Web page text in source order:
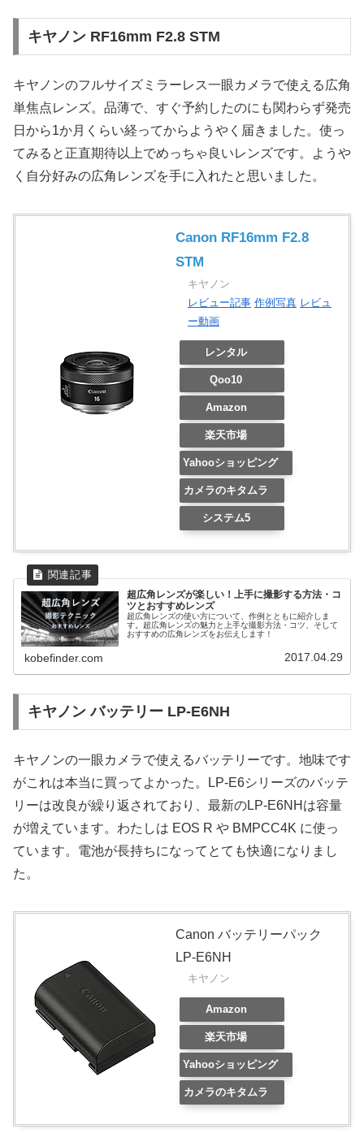
キヤノン RF16mm F2.8 STM
キヤノンのフルサイズミラーレス一眼カメラで使える広角
単焦点レンズ。品薄で、すぐ予約したのにも関わらず発売
日から1か月くらい経ってからようやく届きました。使っ
てみると正直期待以上でめっちゃ良いレンズです。ようや
く自分好みの広角レンズを手に入れたと思いました。
Canon RF16mm F2.8
STM
キヤノン
レビュー記事 作例写真 レビュ
ー動画
レンタル
Qoo10
Amazon
楽天市場
Yahooショッピング
カメラのキタムラ
システム5
超広角レンズが楽しい！上手に撮影する方法・コ
ツとおすすめレンズ
超広角レンズの使い方について、作例とともに紹介しま
す。超広角レンズの魅力と上手な撮影方法・コツ、そして
おすすめの広角レンズをお伝えします！
kobefinder.com 2017.04.29
キヤノン バッテリー LP-E6NH
キヤノンの一眼カメラで使えるバッテリーです。地味です
がこれは本当に買ってよかった。LP-E6シリーズのバッテ
リーは改良が繰り返されており、最新のLP-E6NHは容量
が増えています。わたしは EOS R や BMPCC4K に使っ
ています。電池が長持ちになってとても快適になりまし
た。
Canon バッテリーパック
LP-E6NH
キヤノン
Amazon
楽天市場
Yahooショッピング
カメラのキタムラ